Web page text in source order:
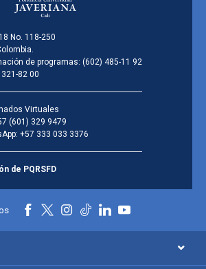
No. 118-250
de programas: (602) 485-11 92
82 00
Virtuales
(601) 329 9479
+57 333 033 3376
de PQRSFD